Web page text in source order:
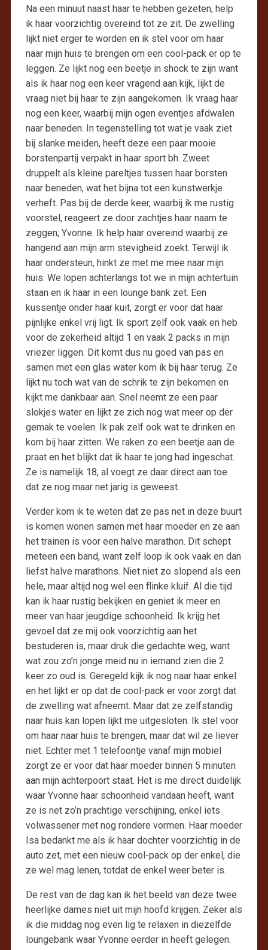
Na een minuut naast haar te hebben gezeten, help
ik haar voorzichtig overeind tot ze zit. De zwelling
lijkt niet erger te worden en ik stel voor om haar
naar mijn huis te brengen om een cool-pack er op te
leggen. Ze lijkt nog een beetje in shock te zijn want
als ik haar nog een keer vragend aan kijk, lijkt de
vraag niet bij haar te zijn aangekomen. Ik vraag haar
nog een keer, waarbij mijn ogen eventjes afdwalen
naar beneden. In tegenstelling tot wat je vaak ziet
bij slanke meiden, heeft deze een paar mooie
borstenpartij verpakt in haar sport bh. Zweet
druppelt als kleine pareltjes tussen haar borsten
naar beneden, wat het bijna tot een kunstwerkje
verheft. Pas bij de derde keer, waarbij ik me rustig
voorstel, reageert ze door zachtjes haar naam te
zeggen; Yvonne. Ik help haar overeind waarbij ze
hangend aan mijn arm stevigheid zoekt. Terwijl ik
haar ondersteun, hinkt ze met me mee naar mijn
huis. We lopen achterlangs tot we in mijn achtertuin
staan en ik haar in een lounge bank zet. Een
kussentje onder haar kuit, zorgt er voor dat haar
pijnlijke enkel vrij ligt. Ik sport zelf ook vaak en heb
voor de zekerheid altijd 1 en vaak 2 packs in mijn
vriezer liggen. Dit komt dus nu goed van pas en
samen met een glas water kom ik bij haar terug. Ze
lijkt nu toch wat van de schrik te zijn bekomen en
kijkt me dankbaar aan. Snel neemt ze een paar
slokjes water en lijkt ze zich nog wat meer op der
gemak te voelen. Ik pak zelf ook wat te drinken en
kom bij haar zitten. We raken zo een beetje aan de
praat en het blijkt dat ik haar te jong had ingeschat.
Ze is namelijk 18, al voegt ze daar direct aan toe
dat ze nog maar net jarig is geweest.
Verder kom ik te weten dat ze pas net in deze buurt
is komen wonen samen met haar moeder en ze aan
het trainen is voor een halve marathon. Dit schept
meteen een band, want zelf loop ik ook vaak en dan
liefst halve marathons. Niet niet zo slopend als een
hele, maar altijd nog wel een flinke kluif. Al die tijd
kan ik haar rustig bekijken en geniet ik meer en
meer van haar jeugdige schoonheid. Ik krijg het
gevoel dat ze mij ook voorzichtig aan het
bestuderen is, maar druk die gedachte weg, want
wat zou zo’n jonge meid nu in iemand zien die 2
keer zo oud is. Geregeld kijk ik nog naar haar enkel
en het lijkt er op dat de cool-pack er voor zorgt dat
de zwelling wat afneemt. Maar dat ze zelfstandig
naar huis kan lopen lijkt me uitgesloten. Ik stel voor
om haar naar huis te brengen, maar dat wil ze liever
niet. Echter met 1 telefoontje vanaf mijn mobiel
zorgt ze er voor dat haar moeder binnen 5 minuten
aan mijn achterpoort staat. Het is me direct duidelijk
waar Yvonne haar schoonheid vandaan heeft, want
ze is net zo’n prachtige verschijning, enkel iets
volwassener met nog rondere vormen. Haar moeder
Isa bedankt me als ik haar dochter voorzichtig in de
auto zet, met een nieuw cool-pack op der enkel, die
ze wel mag lenen, totdat de enkel weer beter is.
De rest van de dag kan ik het beeld van deze twee
heerlijke dames niet uit mijn hoofd krijgen. Zeker als
ik die middag nog even lig te relaxen in diezelfde
loungebank waar Yvonne eerder in heeft gelegen.